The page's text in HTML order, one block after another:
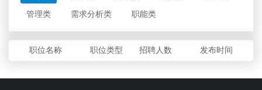
管理类 需求分析类 职能类
职位名称 职位类型 招聘人数 发布时间